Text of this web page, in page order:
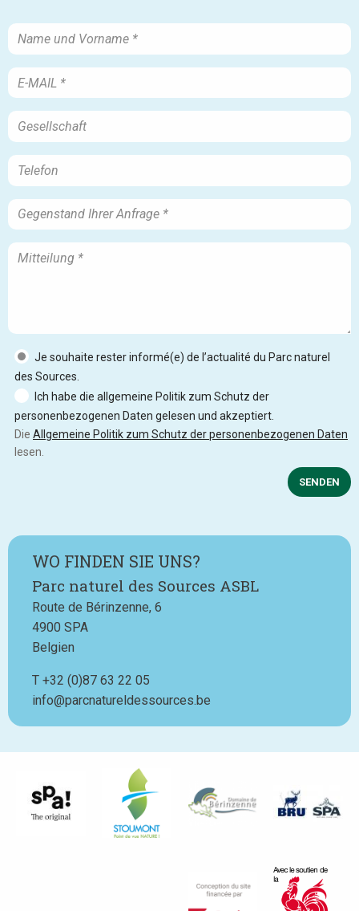
Je souhaite rester informé(e) de l’actualité du Parc naturel
des Sources.
Ich habe die allgemeine Politik zum Schutz der
personenbezogenen Daten gelesen und akzeptiert.
Die Allgemeine Politik zum Schutz der personenbezogenen Daten
lesen.
SENDEN
WO FINDEN SIE UNS?
Parc naturel des Sources ASBL
Route de Bérinzenne, 6
4900 SPA
Belgien
T Téléphone
+32 (0)87 63 22 05
info@parcnatureldessources.be